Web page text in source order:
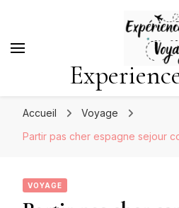
Accueil
Voyage
Partir pas cher espagne sejour
VOYAGE